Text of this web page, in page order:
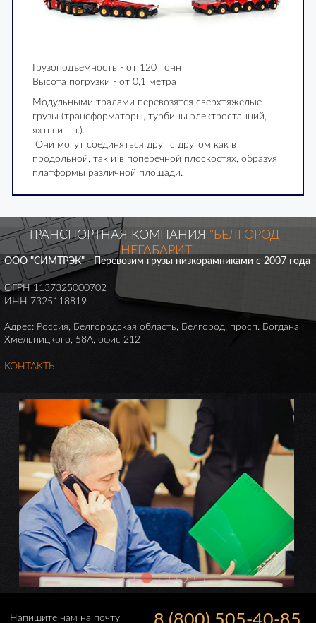
Грузоподъемность - от 120 тонн
Высота погрузки - от 0,1 метра
Модульными тралами перевозятся сверхтяжелые
грузы (трансформаторы, турбины электростанций,
яхты и т.п.).
Они могут соединяться друг с другом как в
продольной, так и в поперечной плоскостях, образуя
платформы различной площади.
ТРАНСПОРТНАЯ КОМПАНИЯ "БЕЛГОРОД -
НЕГАБАРИТ"
ООО "СИМТРЭК" - Перевозим грузы низкорамниками с 2007 года
ОГРН 1137325000702
ИНН 7325118819
Адрес: Россия, Белгородская область, Белгород, просп. Богдана
Хмельницкого, 58А, офис 212
КОНТАКТЫ
Напишите нам на почту